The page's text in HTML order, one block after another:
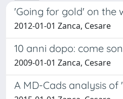
'Going for gold' on the
2012-01-01 Zanca, Cesare
10 anni dopo: come
2009-01-01 Zanca, Cesare
A MD-Cads analysis